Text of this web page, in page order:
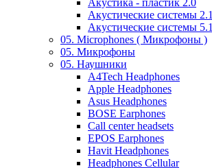
Акустика - пластик 2.0
Акустические системы 2.1
Акустические системы 5.1
05. Microphones ( Микрофоны )
05. Микрофоны
05. Наушники
A4Tech Headphones
Apple Headphones
Asus Headphones
BOSE Earphones
Call center headsets
EPOS Earphones
Havit Headphones
Headphones Cellular